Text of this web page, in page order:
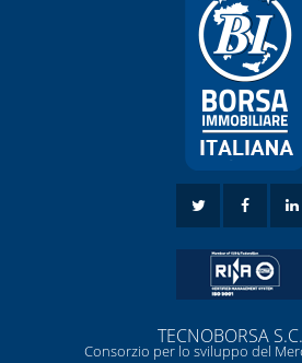
TECNOBORSA
Consorzio per lo sviluppo del